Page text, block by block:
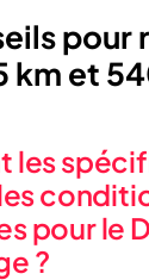
pour
km et
les
pour le
?